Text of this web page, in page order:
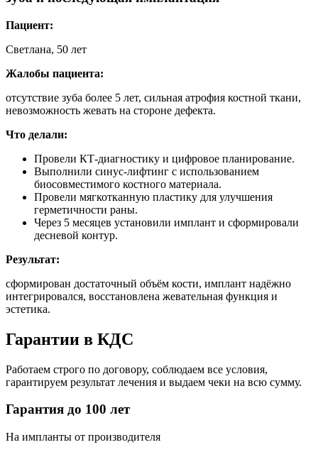
Пациент:
Светлана, 50 лет
Жалобы пациента:
отсутствие зуба более 5 лет, сильная атрофия костной ткани,
невозможность жевать на стороне дефекта.
Что делали:
Провели КТ-диагностику и цифровое планирование.
Выполнили синус-лифтинг с использованием
биосовместимого костного материала.
Провели мягкотканную пластику для улучшения
герметичности раны.
Через 5 месяцев установили имплант и сформировали
десневой контур.
Результат:
сформирован достаточный объём кости, имплант надёжно
интегрировался, восстановлена жевательная функция и
эстетика.
Гарантии в КДС
Работаем строго по договору, соблюдаем все условия,
гарантируем результат лечения и выдаем чеки на всю сумму.
Гарантия до 100 лет
На импланты от производителя